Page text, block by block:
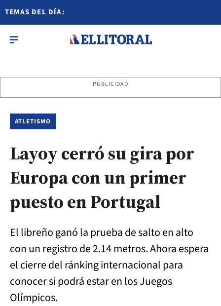
TEMAS DEL DÍA:
PUBLICIDAD
ATLETISMO
Layoy cerró su gira por
Europa con un primer
puesto en Portugal
El libreño ganó la prueba de salto en alto
con un registro de 2.14 metros. Ahora espera
el cierre del ránking internacional para
conocer si podrá estar en los Juegos
Olímpicos.